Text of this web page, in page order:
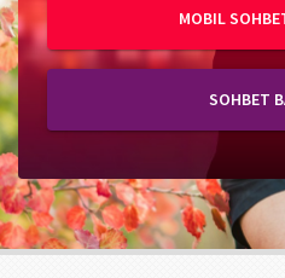
MOBIL
SOHBET